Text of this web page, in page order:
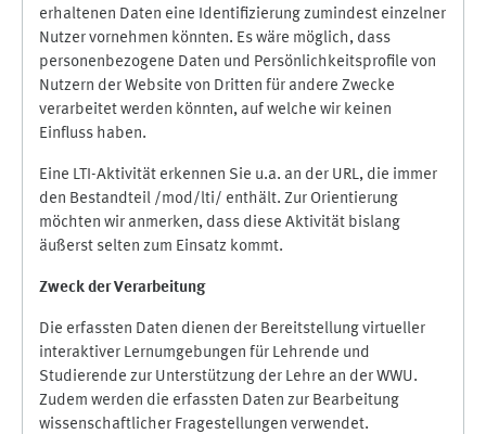
erhaltenen Daten eine Identifizierung zumindest einzelner
Nutzer vornehmen könnten. Es wäre möglich, dass
personenbezogene Daten und Persönlichkeitsprofile von
Nutzern der Website von Dritten für andere Zwecke
verarbeitet werden könnten, auf welche wir keinen
Einfluss haben.
Eine LTI-Aktivität erkennen Sie u.a. an der URL, die immer
den Bestandteil /mod/lti/ enthält. Zur Orientierung
möchten wir anmerken, dass diese Aktivität bislang
äußerst selten zum Einsatz kommt.
Zweck der Verarbeitung
Die erfassten Daten dienen der Bereitstellung virtueller
interaktiver Lernumgebungen für Lehrende und
Studierende zur Unterstützung der Lehre an der WWU.
Zudem werden die erfassten Daten zur Bearbeitung
wissenschaftlicher Fragestellungen verwendet.